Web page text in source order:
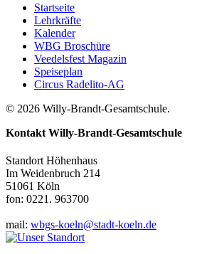
Startseite
Lehrkräfte
Kalender
WBG Broschüre
Veedelsfest Magazin
Speiseplan
Circus Radelito-AG
© 2026 Willy-Brandt-Gesamtschule.
Kontakt Willy-Brandt-Gesamtschule
Standort Höhenhaus
Im Weidenbruch 214
51061 Köln
fon: 0221. 963700
mail: wbgs-koeln@stadt-koeln.de